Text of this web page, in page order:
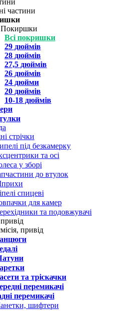
частини
Покиршки
Всі покришки
29 дюймів
28 дюймів
27,5 дюймів
26 дюймів
24 дюйми
20 дюймів
10-18 дюймів
стрічки
під безкамерку
та осі
у зборі
до втулок
спицеві
для камер
та подовжувачі
привід
та тріскачки
перемикачі
перемикачі
шифтери